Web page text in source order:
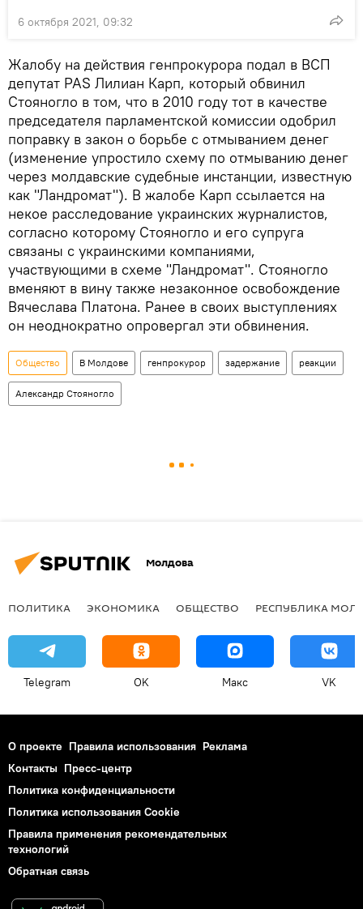
6 октября 2021, 09:32
Жалобу на действия генпрокурора подал в ВСП
депутат PAS Лилиан Карп, который обвинил
Стояногло в том, что в 2010 году тот в качестве
председателя парламентской комиссии одобрил
поправку в закон о борьбе с отмыванием денег
(изменение упростило схему по отмыванию денег
через молдавские судебные инстанции, известную
как "Ландромат"). В жалобе Карп ссылается на
некое расследование украинских журналистов,
согласно которому Стояногло и его супруга
связаны с украинскими компаниями,
участвующими в схеме "Ландромат". Стояногло
вменяют в вину также незаконное освобождение
Вячеслава Платона. Ранее в своих выступлениях
он неоднократно опровергал эти обвинения.
Общество В Молдове генпрокурор задержание реакции
Александр Стояногло
Молдова
ПОЛИТИКА ЭКОНОМИКА ОБЩЕСТВО РЕСПУБЛИКА
Telegram OK Макс VK
О проекте Правила использования Реклама
Контакты Пресс-центр
Политика конфиденциальности
Политика использования Cookie
Правила применения рекомендательных
технологий
Обратная связь